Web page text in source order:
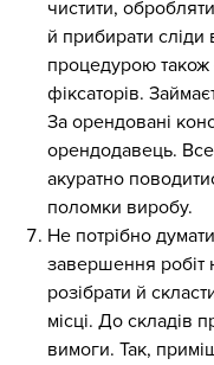
чистити,
й прибирати
процедурою також
фіксаторів.
За орендовані
орендодавець.
акуратно
поломки виробу.
Не потрібно
завершення робіт
розібрати й
місці. До складів
вимоги. Так,